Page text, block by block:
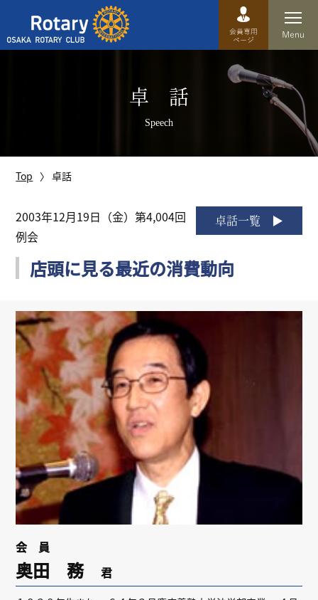
運営方針
歴史
特徴
リンク
会員専用ページ
English
卓 話
Speech
Top 卓話
卓話一覧
2003年12月19日（金）第4,004回
例会
店頭に見る最近の消費動向
会 員
奥田 務君